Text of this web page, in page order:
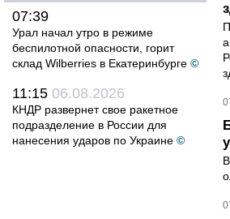
07:39
Урал начал утро в режиме
беспилотной опасности, горит
склад Wilberries в Екатеринбурге ©
11:15 06.08.2026
КНДР развернет свое ракетное
подразделение в России для
нанесения ударов по Украине ©